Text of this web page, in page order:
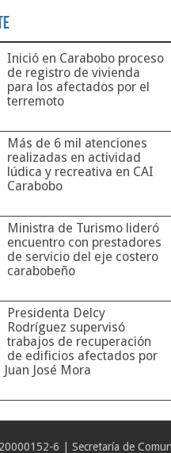
Inició en Carabobo proceso
de registro de vivienda
para los afectados por el
terremoto
Más de 6 mil atenciones
realizadas en actividad
lúdica y recreativa en CAI
Carabobo
Ministra de Turismo lideró
encuentro con prestadores
de servicio del eje costero
carabobeño
Presidenta Delcy
Rodríguez supervisó
trabajos de recuperación
de edificios afectados por
José Mora
6 | Secretaría de